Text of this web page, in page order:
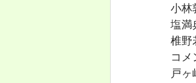
小林
塩満
椎野
コメ
戸ヶ